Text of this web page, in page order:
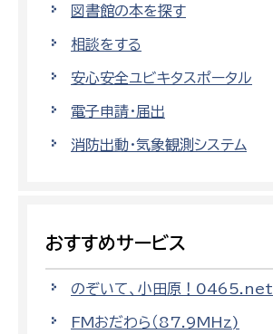
図書館の本を探す
相談をする
安心安全ユビキタスポータル
電子申請・届出
消防出動・気象観測システム
おすすめサービス
のぞいて、小田原！0465.net
FMおだわら（87.9MHz)